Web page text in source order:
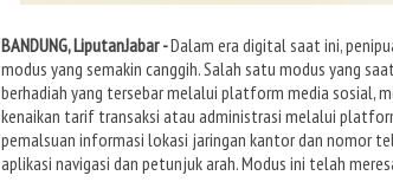
BANDUNG, LiputanJabar -Dalam era digital saat ini,
modus yang semakin canggih. Salah satu modus yang
berhadiah yang tersebar melalui platform media sosial,
kenaikan tarif transaksi atau administrasi melalui
pemalsuan informasi lokasi jaringan kantor dan nomor
aplikasi navigasi dan petunjuk arah. Modus ini telah